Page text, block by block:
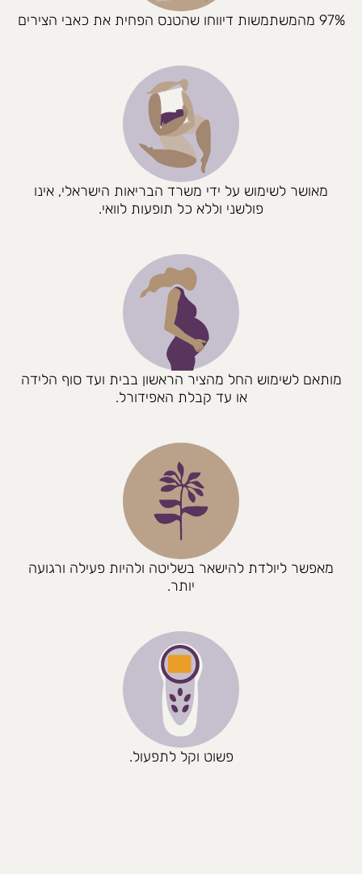
97% מהמשתמשות דיווחו שהטנס הפחית את כאבי הצירים
מאושר לשימוש על ידי משרד הבריאות הישראלי, אינו
פולשני וללא כל תופעות לוואי.
מותאם לשימוש החל מהציר הראשון בבית ועד סוף הלידה
או עד קבלת האפידורל.
מאפשר ליולדת להישאר בשליטה ולהיות פעילה ורגועה
יותר.
פשוט וקל לתפעול.